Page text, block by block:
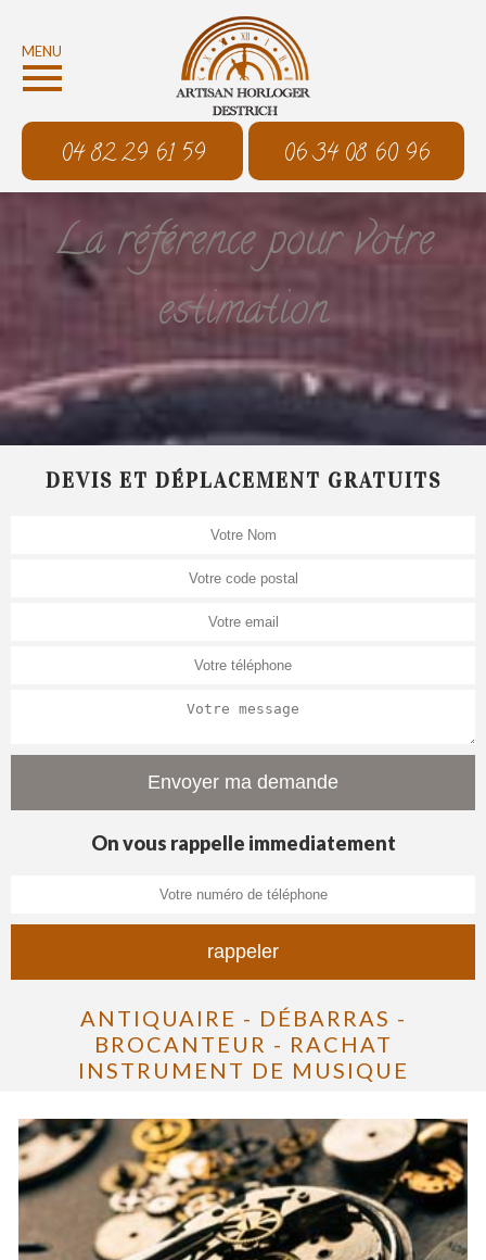
MENU
04 82 29 61 59 06 34 08 60 96
La référence pour votre
estimation
DEVIS ET DÉPLACEMENT GRATUITS
On vous rappelle immediatement
ANTIQUAIRE - DÉBARRAS -
BROCANTEUR - RACHAT
INSTRUMENT DE MUSIQUE